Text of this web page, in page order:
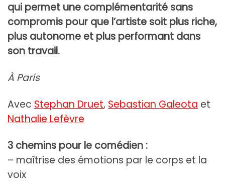
qui permet une complémentarité sans
compromis pour que l’artiste soit plus riche,
plus autonome et plus performant dans
son travail.
À Paris
Avec Stephan Druet, Sebastian Galeota et
Nathalie Lefèvre
3 chemins pour le comédien :
– maîtrise des émotions par le corps et la
voix